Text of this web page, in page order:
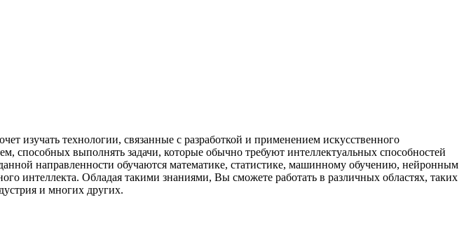
изучать технологии, связанные с разработкой и применением искусственного
способных выполнять задачи, которые обычно требуют интеллектуальных способностей
направленности обучаются математике, статистике, машинному обучению, нейронным
интеллекта. Обладая такими знаниями, Вы сможете работать в различных областях, таких
и многих других.